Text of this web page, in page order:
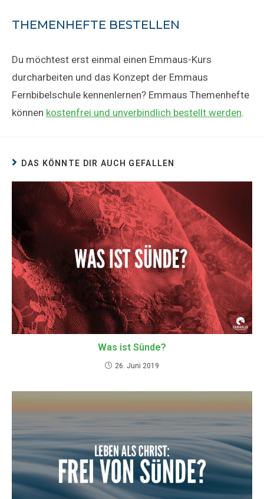
THEMENHEFTE BESTELLEN
Du möchtest erst einmal einen Emmaus-Kurs
durcharbeiten und das Konzept der Emmaus
Fernbibelschule kennenlernen? Emmaus Themenhefte
können kostenfrei und unverbindlich bestellt werden.
DAS KÖNNTE DIR AUCH GEFALLEN
Was ist Sünde?
26. Juni 2019